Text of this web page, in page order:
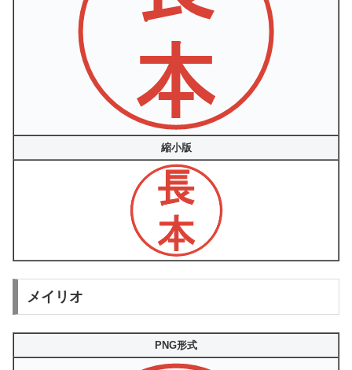
縮小版
メイリオ
PNG形式